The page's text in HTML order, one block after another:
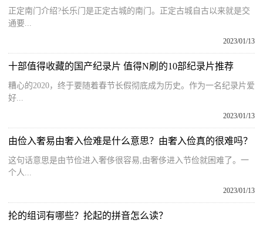
正定南门介绍?长乐门是正定古城的南门。正定古城自古以来就是交
通要...
2023/01/13
十部值得收藏的国产纪录片 值得N刷的10部纪录片推荐
糟心的2020，终于要随着春节长假彻底成为历史。作为一名纪录片爱
好...
2023/01/13
由俭入奢易由奢入俭难是什么意思？由奢入俭真的很难吗？
这句话意思是由节俭进入奢侈很容易,由奢侈进入节俭就困难了。一
个人...
2023/01/13
抡的组词有哪些？抡起的拼音怎么读？